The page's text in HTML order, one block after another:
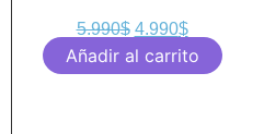
5.990$ 4.990$
Añadir al carrito